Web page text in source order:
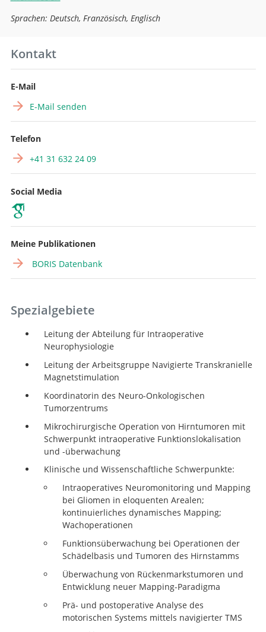
Sprachen: Deutsch, Französisch, Englisch
Kontakt
E-Mail
E-Mail senden
Telefon
+41 31 632 24 09
Social Media
Meine Publikationen
BORIS Datenbank
Spezialgebiete
Leitung der Abteilung für Intraoperative
Neurophysiologie
Leitung der Arbeitsgruppe Navigierte Transkranielle
Magnetstimulation
Koordinatorin des Neuro-Onkologischen
Tumorzentrums
Mikrochirurgische Operation von Hirntumoren mit
Schwerpunkt intraoperative Funktionslokalisation
und -überwachung
Klinische und Wissenschaftliche Schwerpunkte:
Intraoperatives Neuromonitoring und Mapping
bei Gliomen in eloquenten Arealen;
kontinuierliches dynamisches Mapping;
Wachoperationen
Funktionsüberwachung bei Operationen der
Schädelbasis und Tumoren des Hirnstamms
Überwachung von Rückenmarkstumoren und
Entwicklung neuer Mapping-Paradigma
Prä- und postoperative Analyse des
motorischen Systems mittels navigierter TMS